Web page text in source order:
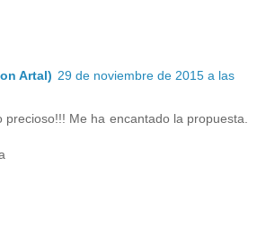
Artal) 29 de noviembre de 2015 a las
precioso!!! Me ha encantado la propuesta.